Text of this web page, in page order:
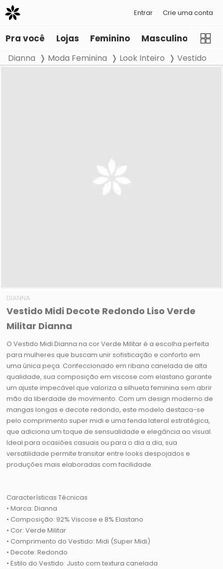
Entrar Crie uma conta
Pra você Lojas Feminino Masculino
Dianna Moda Feminina Look Inteiro Vestido
DIANNA
Vestido Midi Decote Redondo Liso Verde
Militar Dianna
O Vestido Midi Dianna na cor Verde Militar é a escolha perfeita
para mulheres que buscam unir sofisticação e conforto em
uma única peça. Confeccionado em ribana canelada de alta
qualidade, sua composição em viscose com elastano garante
um ajuste impecável que valoriza a silhueta feminina sem abrir
mão da liberdade de movimento. Com um design moderno de
mangas longas e decote redondo, este modelo destaca-se
pelo comprimento super midi e uma fenda lateral estratégica,
que adiciona um toque de sensualidade e elegância ao visual.
Ideal para ocasiões casuais ou para o dia a dia, sua
versatilidade permite transitar entre looks despojados e
produções mais elaboradas com facilidade.
Características Técnicas
• Marca: Dianna
• Composição: 92% Viscose e 8% Elastano
• Cor: Verde Militar
• Comprimento do Vestido: Midi (Super Midi)
• Decote: Redondo
• Estilo do Vestido: Justo com textura canelada